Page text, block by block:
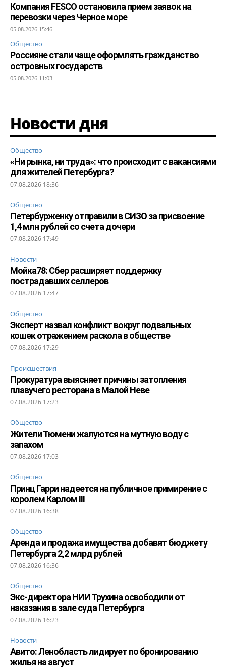
Компания FESCO остановила прием заявок на
перевозки через Черное море
05.08.2026 15:46
Общество
Россияне стали чаще оформлять гражданство
островных государств
05.08.2026 11:03
Новости дня
Общество
«Ни рынка, ни труда»: что происходит с вакансиями
для жителей Петербурга?
07.08.2026 18:36
Общество
Петербурженку отправили в СИЗО за присвоение
1,4 млн рублей со счета дочери
07.08.2026 17:49
Новости
Мойка78: Сбер расширяет поддержку
пострадавших селлеров
07.08.2026 17:47
Общество
Эксперт назвал конфликт вокруг подвальных
кошек отражением раскола в обществе
07.08.2026 17:29
Происшествия
Прокуратура выясняет причины затопления
плавучего ресторана в Малой Неве
07.08.2026 17:23
Общество
Жители Тюмени жалуются на мутную воду с
запахом
07.08.2026 17:03
Общество
Принц Гарри надеется на публичное примирение с
королем Карлом III
07.08.2026 16:38
Общество
Аренда и продажа имущества добавят бюджету
Петербурга 2,2 млрд рублей
07.08.2026 16:36
Общество
Экс-директора НИИ Трухина освободили от
наказания в зале суда Петербурга
07.08.2026 16:23
Новости
Авито: Ленобласть лидирует по бронированию
жилья на август